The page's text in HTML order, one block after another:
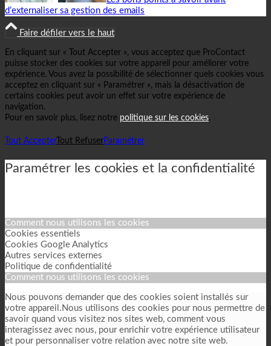
d’externaliser sa gestion des emails
Faire défiler vers le haut
En cliquant sur « Tout Accepter », vous acceptez que ProContact
puisse stocker des cookies sur votre appareil pour améliorer votre
expérience. Vous avez la possibilité de sélectionner quels cookies vous
acceptez en cliquant sur « Paramétrer », mais la désactivation de
certains cookies peut avoir un effet sur votre expérience de
navigation.
Pour en savoir plus, lisez notre politique sur les cookies.
Tout AccepterTout RefuserParamétrer
Paramétrer les cookies et la confidentialité
Comment nous utilisons les cookies
Cookies essentiels
Cookies Google Analytics
Autres services externes
Politique de confidentialité
Comment nous utilisons les cookies
Nous pouvons demander que des cookies soient installés sur
votre appareil.Nous utilisons des cookies pour nous permettre de
savoir quand vous visitez nos sites web, comment vous
interagissez avec nous, pour enrichir votre expérience utilisateur
et pour personnaliser votre relation avec notre site web.